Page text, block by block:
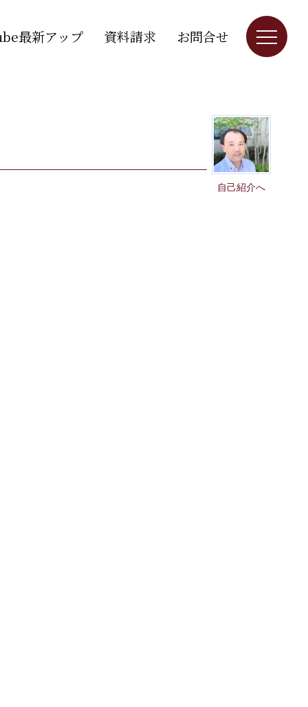
最新アップ 資料請求 お問合せ
自己紹介へ